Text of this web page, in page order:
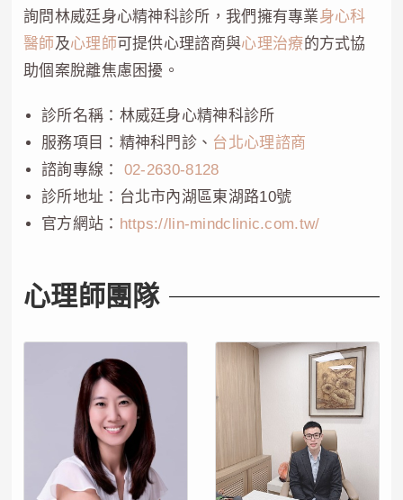
詢問林威廷身心精神科診所，我們擁有專業身心科
醫師及心理師可提供心理諮商與心理治療 的方式協
助個案脫離焦慮困擾。
診所名稱：林威廷身心精神科診所
服務項目：精神科門診、 台北心理諮商
諮詢專線： 02-2630-8128
診所地址：台北市內湖區東湖路10號
官方網站： https://lin-mindclinic.com.tw/
心理師團隊